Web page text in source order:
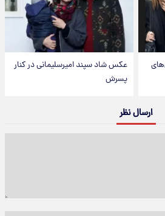
عکس شاد سپند امیرسلیمانی در کنار
پسرش
ارسال نظر